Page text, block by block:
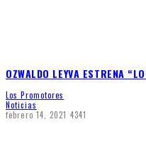
OZWALDO LEYVA ESTRENA
Los Promotores
Noticias
febrero 14, 2021 4341